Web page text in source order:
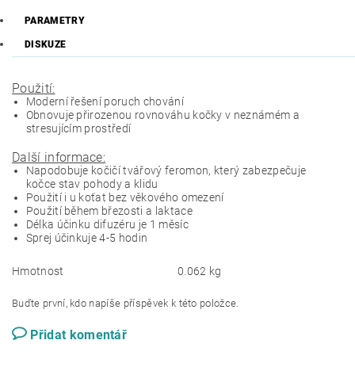
PARAMETRY
DISKUZE
Použití:
Moderní řešení poruch chování
Obnovuje přirozenou rovnováhu kočky v neznámém a
stresujícím prostředí
Další informace:
Napodobuje kočičí tvářový feromon, který zabezpečuje
kočce stav pohody a klidu
Použití i u koťat bez věkového omezení
Použití během březosti a laktace
Délka účinku difuzéru je 1 měsíc
Sprej účinkuje 4-5 hodin
Hmotnost 0.062 kg
Buďte první, kdo napíše příspěvek k této položce.
Přidat komentář